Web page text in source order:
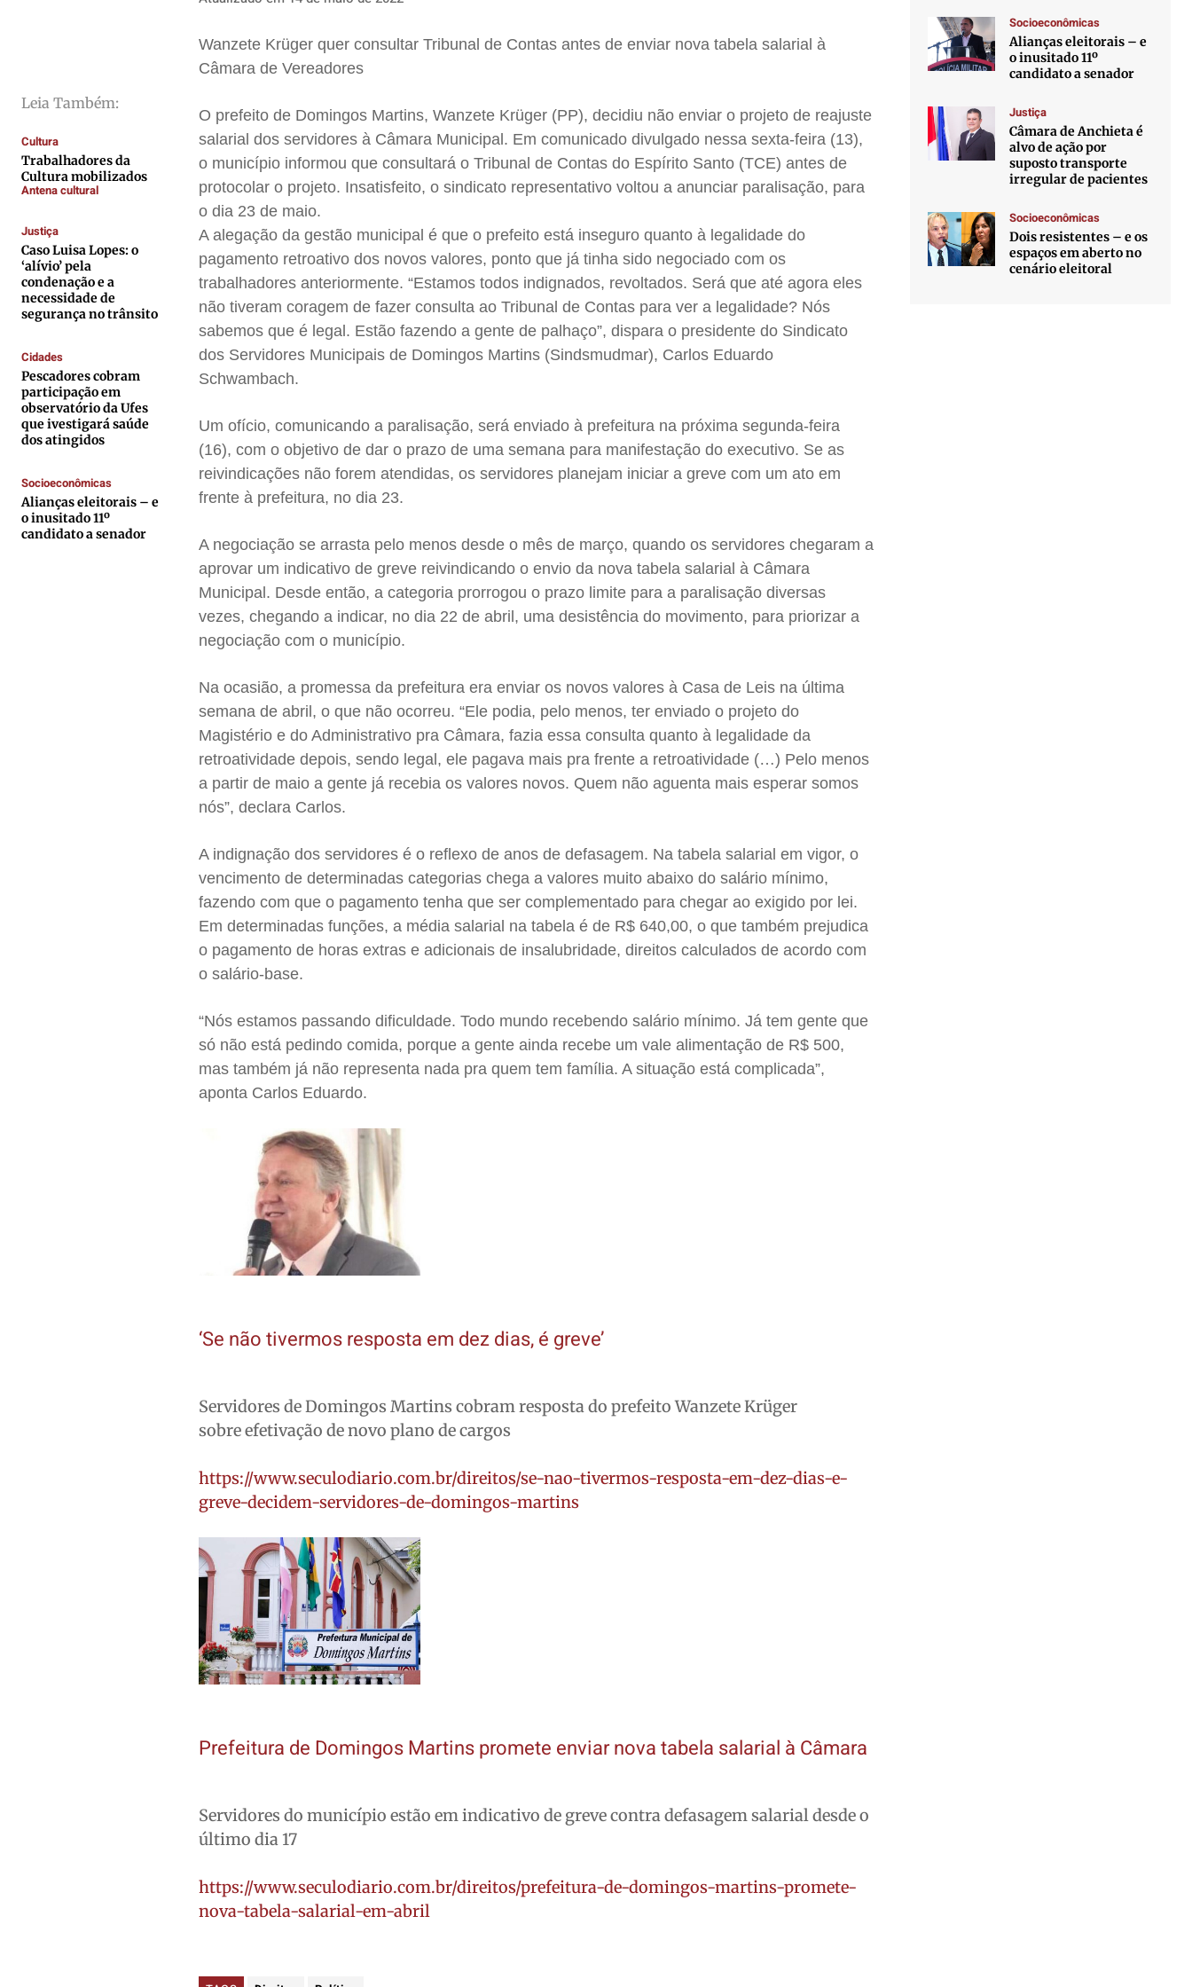
Gustavo Bastos
Wanda Sily
Publicidade Legal
Anuncie
Quem Somos
Expediente
Contato
Termos de Uso
Privacidade
Gustavo Bastos
Wanda Sily
Publicidade Legal
Anuncie
Quem Somos
Expediente
Contato
Termos de Uso
Privacidade
Gustavo Bastos
Wanda Sily
Publicidade Legal
Anuncie
Quem Somos
Expediente
Contato
Termos de Uso
Privacidade
Gustavo Bastos
Wanda Sily
Publicidade Legal
Anuncie
Quem Somos
Expediente
Contato
Termos de Uso
Privacidade
Leia Também:
Cultura
Trabalhadores da
Cultura mobilizados
Antena cultural
Justiça
Caso Luisa Lopes: o
‘alívio’ pela
condenação e a
necessidade de
segurança no trânsito
Cidades
Pescadores cobram
participação em
observatório da Ufes
que ivestigará saúde
dos atingidos
Socioeconômicas
Alianças eleitorais – e
o inusitado 11º
candidato a senador
Wanzete Krüger quer consultar Tribunal de Contas antes de enviar nova tabela salarial à
Câmara de Vereadores
O prefeito de Domingos Martins, Wanzete Krüger (PP), decidiu não enviar o projeto de reajuste
salarial dos servidores à Câmara Municipal. Em comunicado divulgado nessa sexta-feira (13),
o município informou que consultará o Tribunal de Contas do Espírito Santo (TCE) antes de
protocolar o projeto. Insatisfeito, o sindicato representativo voltou a anunciar paralisação, para
o dia 23 de maio.
A alegação da gestão municipal é que o prefeito está inseguro quanto à legalidade do
pagamento retroativo dos novos valores, ponto que já tinha sido negociado com os
trabalhadores anteriormente. “Estamos todos indignados, revoltados. Será que até agora eles
não tiveram coragem de fazer consulta ao Tribunal de Contas para ver a legalidade? Nós
sabemos que é legal. Estão fazendo a gente de palhaço”, dispara o presidente do Sindicato
dos Servidores Municipais de Domingos Martins (Sindsmudmar), Carlos Eduardo
Schwambach.
Um ofício, comunicando a paralisação, será enviado à prefeitura na próxima segunda-feira
(16), com o objetivo de dar o prazo de uma semana para manifestação do executivo. Se as
reivindicações não forem atendidas, os servidores planejam iniciar a greve com um ato em
frente à prefeitura, no dia 23.
A negociação se arrasta pelo menos desde o mês de março, quando os servidores chegaram a
aprovar um indicativo de greve reivindicando o envio da nova tabela salarial à Câmara
Municipal. Desde então, a categoria prorrogou o prazo limite para a paralisação diversas
vezes, chegando a indicar, no dia 22 de abril, uma desistência do movimento, para priorizar a
negociação com o município.
Na ocasião, a promessa da prefeitura era enviar os novos valores à Casa de Leis na última
semana de abril, o que não ocorreu. “Ele podia, pelo menos, ter enviado o projeto do
Magistério e do Administrativo pra Câmara, fazia essa consulta quanto à legalidade da
retroatividade depois, sendo legal, ele pagava mais pra frente a retroatividade (…) Pelo menos
a partir de maio a gente já recebia os valores novos. Quem não aguenta mais esperar somos
nós”, declara Carlos.
A indignação dos servidores é o reflexo de anos de defasagem. Na tabela salarial em vigor, o
vencimento de determinadas categorias chega a valores muito abaixo do salário mínimo,
fazendo com que o pagamento tenha que ser complementado para chegar ao exigido por lei.
Em determinadas funções, a média salarial na tabela é de R$ 640,00, o que também prejudica
o pagamento de horas extras e adicionais de insalubridade, direitos calculados de acordo com
o salário-base.
“Nós estamos passando dificuldade. Todo mundo recebendo salário mínimo. Já tem gente que
só não está pedindo comida, porque a gente ainda recebe um vale alimentação de R$ 500,
mas também já não representa nada pra quem tem família. A situação está complicada”,
aponta Carlos Eduardo.
‘Se não tivermos resposta em dez dias, é greve’
Servidores de Domingos Martins cobram resposta do prefeito Wanzete Krüger
sobre efetivação de novo plano de cargos
https://www.seculodiario.com.br/direitos/se-nao-tivermos-resposta-em-dez-dias-e-
greve-decidem-servidores-de-domingos-martins
Prefeitura de Domingos Martins promete enviar nova tabela salarial à Câmara
Servidores do município estão em indicativo de greve contra defasagem salarial desde o
último dia 17
https://www.seculodiario.com.br/direitos/prefeitura-de-domingos-martins-promete-
nova-tabela-salarial-em-abril
Socioeconômicas
Alianças eleitorais – e
o inusitado 11º
candidato a senador
Justiça
Câmara de Anchieta é
alvo de ação por
suposto transporte
irregular de pacientes
Socioeconômicas
Dois resistentes – e os
espaços em aberto no
cenário eleitoral